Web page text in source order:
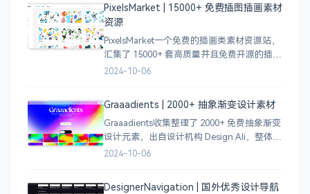
计，应
PixelsMarket | 15000+ 免费插图插画素材
资源
PixelsMarket一个免费的插画类素材资源站，
汇集了 15000+ 套高质量并且免费开源的插图
插画和图标资源。
2024-10-06
Graaadients | 2000+ 抽象渐变设计素材
Graaadients收集整理了 2000+ 免费抽象渐变
设计元素，出自设计机构 Design Ali，整体渐
变色比较鲜艳，更像是 AI 生成的元素，需要
2024-10-06
DesignerNavigation | 国外优秀设计导航